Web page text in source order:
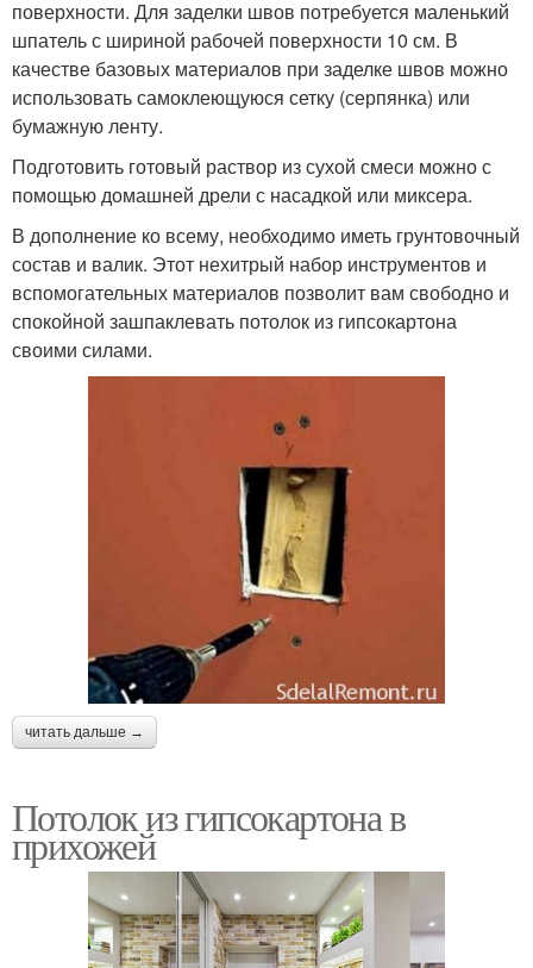
поверхности. Для заделки швов потребуется маленький
шпатель с шириной рабочей поверхности 10 см. В
качестве базовых материалов при заделке швов можно
использовать самоклеющуюся сетку (серпянка) или
бумажную ленту.
Подготовить готовый раствор из сухой смеси можно с
помощью домашней дрели с насадкой или миксера.
В дополнение ко всему, необходимо иметь грунтовочный
состав и валик. Этот нехитрый набор инструментов и
вспомогательных материалов позволит вам свободно и
спокойной зашпаклевать потолок из гипсокартона
своими силами.
читать дальше →
Потолок из гипсокартона в
прихожей